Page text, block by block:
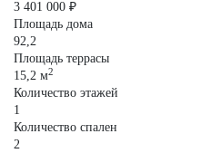
3 401 000 ₽
Площадь дома
92,2
Площадь террасы
15,2 м2
Количество этажей
1
Количество спален
2